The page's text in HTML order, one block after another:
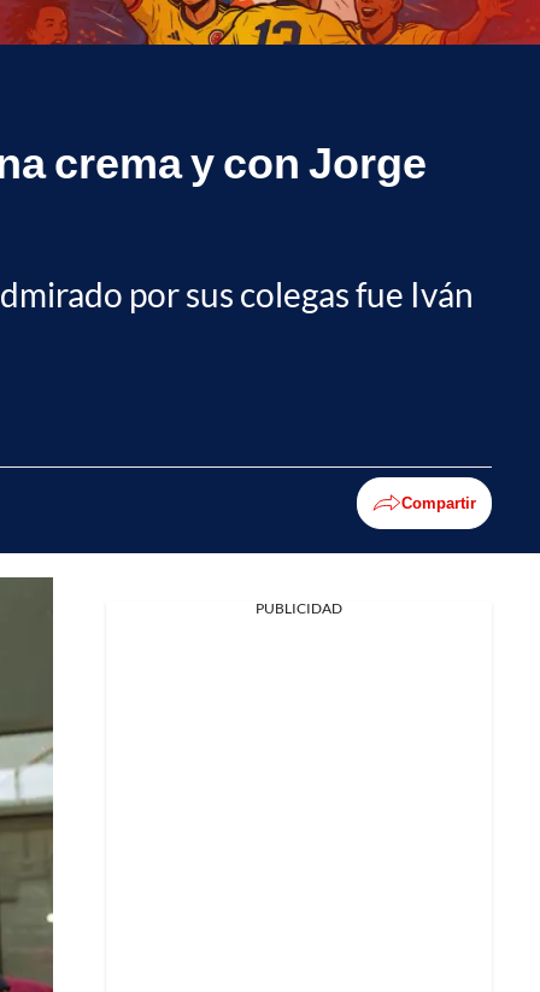
crema y con Jorge
por sus colegas fue Iván
Compartir
PUBLICIDAD